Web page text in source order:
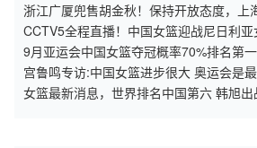
浙江广厦兜售胡金秋！保持开放态度，上
人
CCTV5全程直播！中国女篮迎战尼日利亚
场表现格外令人期待
9月亚运会中国女篮夺冠概率70%排名第
宫鲁鸣专访:中国女篮进步很大 奥运会是
强队
女篮最新消息，世界排名中国第六 韩旭